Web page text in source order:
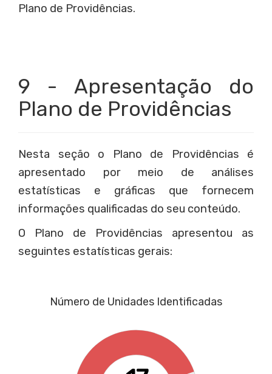
Plano de Providências.
9 - Apresentação do
Plano de Providências
Nesta seção o Plano de Providências é
apresentado por meio de análises
estatísticas e gráficas que fornecem
informações qualificadas do seu conteúdo.
O Plano de Providências apresentou as
seguintes estatísticas gerais:
Número de Unidades Identificadas